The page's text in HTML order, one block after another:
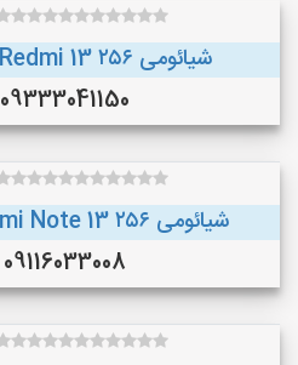
شیائومی Redmi 13 ۲۵۶ گیگابایت اقساطی
09333041150 (رشت )
شیائومی Redmi Note 13 ۲۵۶ گیگابایت اصلی
09116033008 (رشت )